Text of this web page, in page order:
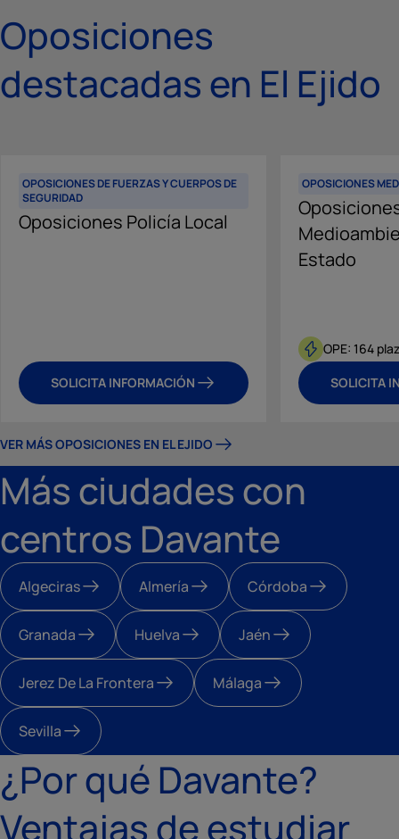
Oposiciones
destacadas en El Ejido
OPOSICIONES DE FUERZAS Y CUERPOS DE
SEGURIDAD
Oposiciones Policía Local
SOLICITA INFORMACIÓN
OPOSICIONES
Estado
OPE: 164
SOLICITA
VER MÁS OPOSICIONES EN EL EJIDO
Más ciudades con
centros Davante
Algeciras Almería Córdoba
Granada Huelva Jaén
Jerez De La Frontera Málaga
Sevilla
¿Por qué Davante?
Ventajas de estudiar